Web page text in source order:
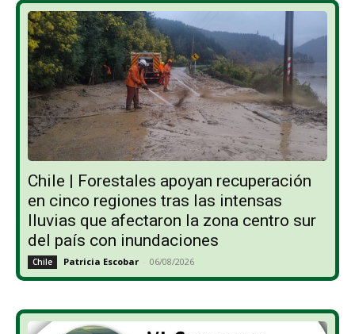
Chile | Forestales apoyan recuperación
en cinco regiones tras las intensas
lluvias que afectaron la zona centro sur
del país con inundaciones
Chile Patricia Escobar - 06/08/2026